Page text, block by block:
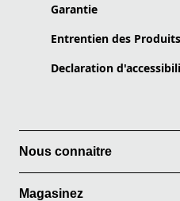
Garantie
Entrentien des Produits
Declaration
Nous connaitre
Magasinez